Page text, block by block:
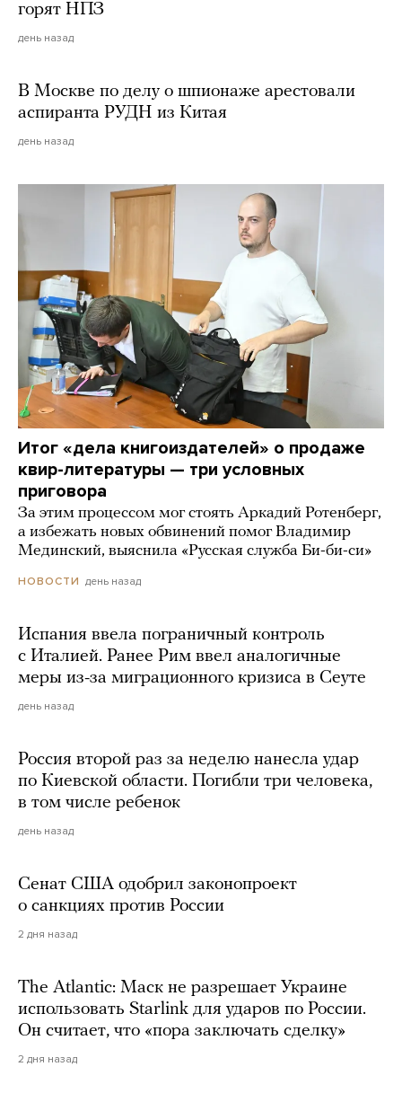
горят НПЗ
день назад
В Москве по делу о шпионаже арестовали
аспиранта РУДН из Китая
день назад
Итог «дела книгоиздателей» о продаже
квир-литературы — три условных
приговора
За этим процессом мог стоять Аркадий Ротенберг,
а избежать новых обвинений помог Владимир
Мединский, выяснила «Русская служба Би-би-си»
НОВОСТИ день назад
Испания ввела пограничный контроль
с Италией. Ранее Рим ввел аналогичные
меры из-за миграционного кризиса в Сеуте
день назад
Россия второй раз за неделю нанесла удар
по Киевской области. Погибли три человека,
в том числе ребенок
день назад
Сенат США одобрил законопроект
о санкциях против России
2 дня назад
The Atlantic: Маск не разрешает Украине
использовать Starlink для ударов по России.
Он считает, что «пора заключать сделку»
2 дня назад